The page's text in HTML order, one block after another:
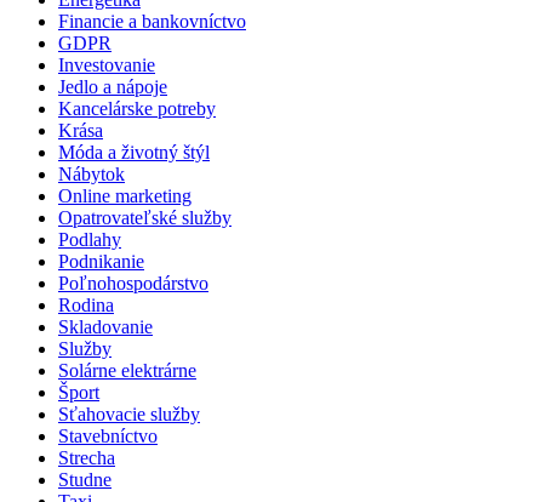
Financie a bankovníctvo
GDPR
Investovanie
Jedlo a nápoje
Kancelárske potreby
Krása
Móda a životný štýl
Nábytok
Online marketing
Opatrovateľské služby
Podlahy
Podnikanie
Poľnohospodárstvo
Rodina
Skladovanie
Služby
Solárne elektrárne
Šport
Sťahovacie služby
Stavebníctvo
Strecha
Studne